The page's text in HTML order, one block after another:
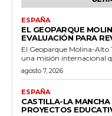
ESPAÑA
EL GEOPARQUE
EVALUACIÓN PARA
El Geoparque Molina-Alto
una misión internacional
agosto 7, 2026
ESPAÑA
CASTILLA-LA
PROYECTOS